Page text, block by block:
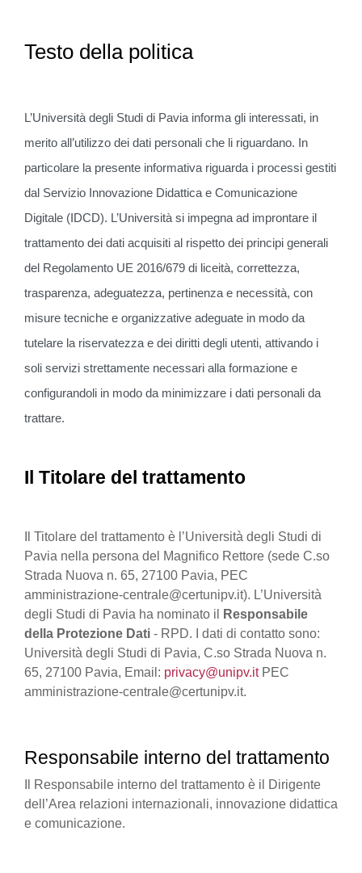
Testo della politica
L’Università degli Studi di Pavia informa gli interessati, in
merito all’utilizzo dei dati personali che li riguardano. In
particolare la presente informativa riguarda i processi gestiti
dal Servizio Innovazione Didattica e Comunicazione
Digitale (IDCD). L’Università si impegna ad improntare il
trattamento dei dati acquisiti al rispetto dei principi generali
del Regolamento UE 2016/679 di liceità, correttezza,
trasparenza, adeguatezza, pertinenza e necessità, con
misure tecniche e organizzative adeguate in modo da
tutelare la riservatezza e dei diritti degli utenti, attivando i
soli servizi strettamente necessari alla formazione e
configurandoli in modo da minimizzare i dati personali da
trattare.
Il Titolare del trattamento
Il Titolare del trattamento è l’Università degli Studi di
Pavia nella persona del Magnifico Rettore (sede C.so
Strada Nuova n. 65, 27100 Pavia, PEC
amministrazione-centrale@certunipv.it). L’Università
degli Studi di Pavia ha nominato il
Responsabile
della Protezione Dati - RPD. I dati di contatto sono:
Università degli Studi di Pavia, C.so Strada Nuova n.
65, 27100 Pavia, Email: privacy@unipv.itPEC
amministrazione-centrale@certunipv.it.
Responsabile interno del trattamento
Il Responsabile interno del trattamento è il Dirigente
dell’Area relazioni internazionali, innovazione didattica
e comunicazione.